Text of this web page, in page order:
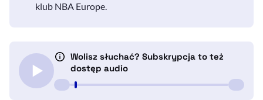
klub NBA Europe.